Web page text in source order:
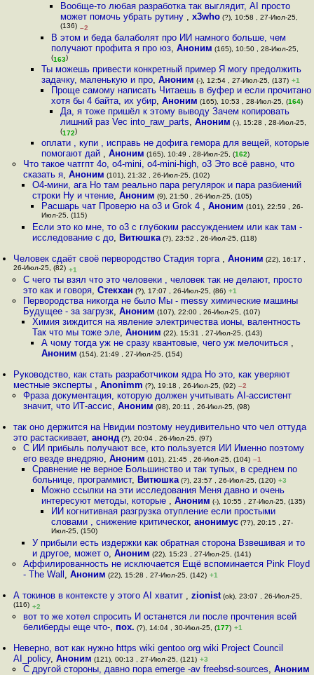
Вообще-то любая разработка так выглядит, AI просто
может помочь убрать рутину , x3who(?), 10:58 , 27-Июл-25,
(136) –2
В этом и беда балаболят про ИИ намного больше, чем
получают профита я про юз, Аноним (165), 10:50 , 28-Июл-25,
(163)
Ты можешь привести конкретный пример Я могу предолжить
задачку, маленькую и про,Аноним (-), 12:54 , 27-Июл-25, (137) +1
Проще самому написать Читаешь в буфер и если прочитано
хотя бы 4 байта, их убир, Аноним (165), 10:53 , 28-Июл-25, (164)
Да, я тоже пришёл к этому выводу Зачем копировать
лишний раз Vec into_raw_parts, Аноним (-), 15:28 , 28-Июл-25,
(172)
оплати , купи , исправь не дофига гемора для вещей, которые
помогают дай ,Аноним (165), 10:49 , 28-Июл-25, (162)
Что такое чатгпт 4o, o4-mini, o4-mini-high, o3 Это всё равно, что
сказать я, Аноним (101), 21:32 , 26-Июл-25, (102)
О4-мини, ага Но там реально пара регулярок и пара разбиений
строки Ну и чтение, Аноним (9), 21:50 , 26-Июл-25, (105)
Расшарь чат Проверю на o3 и Grok 4 ,Аноним (101), 22:59 , 26-
Июл-25, (115)
Если это ко мне, то o3 с глубоким рассуждением или как там -
исследование с до, Витюшка(?), 23:52 , 26-Июл-25, (118)
Человек сдаёт своё первородство Стадия торга ,Аноним (22), 16:17 ,
26-Июл-25, (82) +1
С чего ты взял что это человеки , человек так не делают, просто
это как и говоря, Стекхан (?), 17:07 , 26-Июл-25, (86) +1
Первородства никогда не было Мы - messy химические машины
Будущее - за загрузк, Аноним (107), 22:00 , 26-Июл-25, (107)
Химия зиждится на явление электричества ионы, валентность
Так что мы тоже эле, Аноним (22), 15:31 , 27-Июл-25, (143)
А чому тогда уж не сразу квантовые, чего уж мелочиться ,
Аноним (154), 21:49 , 27-Июл-25, (154)
Руководство, как стать разработчиком ядра Но это, как уверяют
местные эксперты ,Anonimm (?), 19:18 , 26-Июл-25, (92) –2
Фраза документация, которую должен учитывать AI-ассистент
значит, что ИТ-ассис, Аноним (98), 20:11 , 26-Июл-25, (98)
так оно держится на Нвидии поэтому неудивительно что чел оттуда
это растаскивает,анонд (?), 20:04 , 26-Июл-25, (97)
С ИИ прибыль получают все, кто пользуется ИИ Именно поэтому
его везде внедряю, Аноним (101), 21:45 , 26-Июл-25, (104) –1
Сравнение не верное Большинство и так тупых, в среднем по
больнице, программист, Витюшка(?), 23:57 , 26-Июл-25, (120) +3
Можно ссылки на эти исследования Меня давно и очень
интересуют методы, которые ,Аноним (-), 10:55 , 27-Июл-25, (135)
ИИ когнитивная разгрузка отупление если простыми
словами , снижение критическог, анонимус(??), 20:15 , 27-
Июл-25, (150)
У прибыли есть издержки как обратная сторона Взвешивая и то
и другое, может о, Аноним (22), 15:23 , 27-Июл-25, (141)
Аффилированность не исключается Ещё вспоминается Pink Floyd
- The Wall , Аноним (22), 15:28 , 27-Июл-25, (142) +1
А токинов в контексте у этого AI хватит ,zionist (ok), 23:07 , 26-Июл-25,
(116) +2
вот то же хотел спросить И останется ли после прочтения всей
белиберды еще что-, пох. (?), 14:04 , 30-Июл-25, (177) +1
Неверно, вот как нужно https wiki gentoo org wiki Project Council
AI_policy,Аноним (121), 00:13 , 27-Июл-25, (121) +3
С другой стороны, давно пора emerge -av freebsd-sources, Аноним